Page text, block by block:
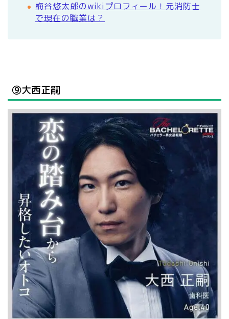
梅谷悠太郎のwikiプロフィール！元消防士
で現在の職業は？
⑨大西正嗣